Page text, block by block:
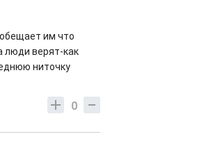
им что
люди верят-как
ниточку
0